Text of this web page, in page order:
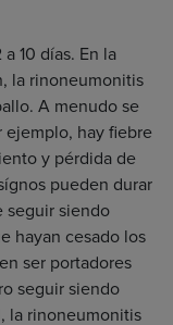
10 días. En la
la rinoneumonitis
A menudo se
ejemplo, hay fiebre
y pérdida de
pueden durar
seguir siendo
hayan cesado los
ser portadores
seguir siendo
la rinoneumonitis